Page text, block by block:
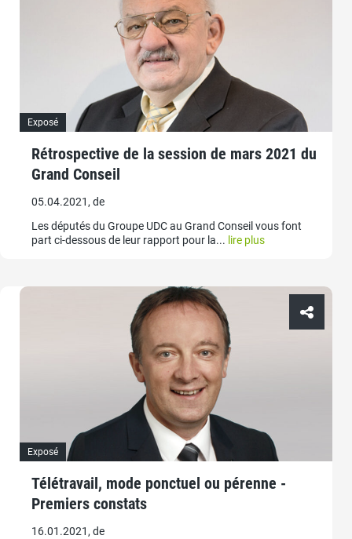
Exposé
Rétrospective de la session de mars 2021 du
Grand Conseil
05.04.2021, de
Les députés du Groupe UDC au Grand Conseil vous font
part ci-dessous de leur rapport pour la... lire plus
Exposé
Télétravail, mode ponctuel ou pérenne -
Premiers constats
16.01.2021, de